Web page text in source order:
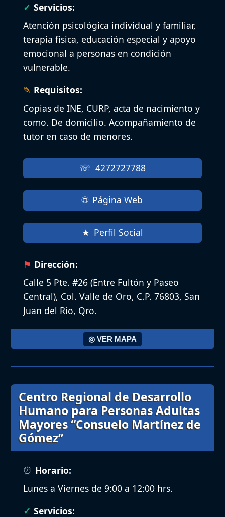
Servicios:
Atención psicológica individual y familiar,
terapia física, educación especial y apoyo
emocional a personas en condición
vulnerable.
Requisitos:
Copias de INE, CURP, acta de nacimiento y
como. De domicilio. Acompañamiento de
tutor en caso de menores.
4272727788
Página Web
Perfil Social
Dirección:
Calle 5 Pte. #26 (Entre Fultón y Paseo
Central), Col. Valle de Oro, C.P. 76803, San
Juan del Río, Qro.
◎ VER MAPA
Centro Regional de Desarrollo
Humano para Personas Adultas
Mayores “Consuelo Martínez de
Gómez”
Horario:
Lunes a Viernes de 9:00 a 12:00 hrs.
Servicios: